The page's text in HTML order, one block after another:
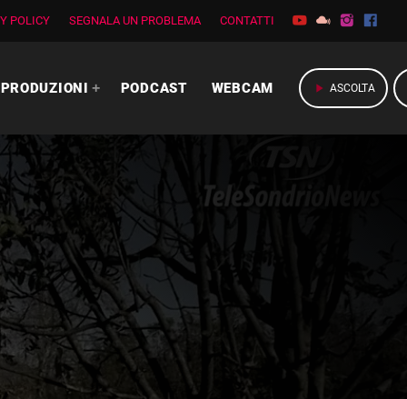
POLICY SEGNALA UN PROBLEMA CONTATTI
PRODUZIONI PODCAST WEBCAM play_arrow ASCOLTA